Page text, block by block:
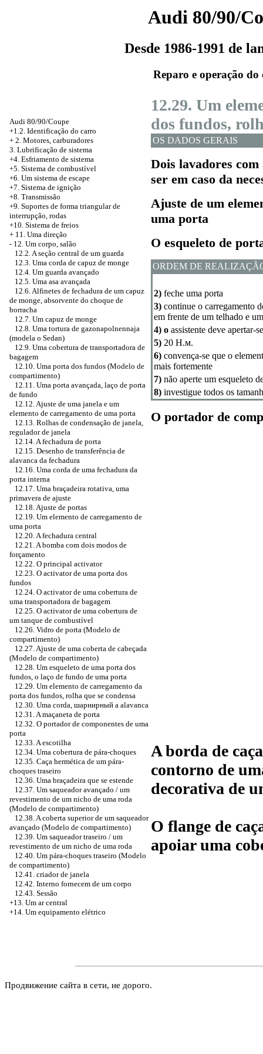
Audi 80/90/
Desde 1986-1991 de
Reparo e operação do
Audi 80/90/Coupe
+1.2. Identificação do carro
+ 2. Motores, carburadores
3. Lubrificação de sistema
+4. Esfriamento de sistema
+5. Sistema de combustível
+6. Um sistema de escape
+7. Sistema de ignição
+8. Transmissão
+9. Suportes de forma triangular de
interrupção, rodas
+10. Sistema de freios
+ 11. Uma direção
- 12. Um corpo, salão
12.2. A seção central de um guarda
12.3. Uma corda de capuz de monge
12.4. Um guarda avançado
12.5. Uma asa avançada
12.6. Alfinetes de fechadura de um capuz
de monge, absorvente do choque de
borracha
12.7. Um capuz de monge
12.8. Uma tortura de gazonapolnennaja
(modela o Sedan)
12.9. Uma cobertura de transportadora de
bagagem
12.10. Uma porta dos fundos (Modelo de
compartimento)
12.11. Uma porta avançada, laço de porta
de fundo
12.12. Ajuste de uma janela e um
elemento de carregamento de uma porta
12.13. Rolhas de condensação de janela,
regulador de janela
12.14. A fechadura de porta
12.15. Desenho de transferência de
alavanca da fechadura
12.16. Uma corda de uma fechadura da
porta interna
12.17. Uma braçadeira rotativa, uma
primavera de ajuste
12.18. Ajuste de portas
12.19. Um elemento de carregamento de
uma porta
12.20. A fechadura central
12.21. A bomba com dois modos de
forçamento
12.22. O principal activator
12.23. O activator de uma porta dos
fundos
12.24. O activator de uma cobertura de
uma transportadora de bagagem
12.25. O activator de uma cobertura de
um tanque de combustível
12.26. Vidro de porta (Modelo de
compartimento)
12.27. Ajuste de uma coberta de cabeçada
(Modelo de compartimento)
12.28. Um esqueleto de uma porta dos
fundos, o laço de fundo de uma porta
12.29. Um elemento de carregamento da
porta dos fundos, rolha que se condensa
12.30. Uma corda, шарнирный a alavanca
12.31. A maçaneta de porta
12.32. O portador de componentes de uma
porta
12.33. A escotilha
12.34. Uma cobertura de pára-choques
12.35. Caça hermética de um pára-
choques traseiro
12.36. Uma braçadeira que se estende
12.37. Um saqueador avançado / um
revestimento de um nicho de uma roda
(Modelo de compartimento)
12.38. A coberta superior de um saqueador
avançado (Modelo de compartimento)
12.39. Um saqueador traseiro / um
revestimento de um nicho de uma roda
12.40. Um pára-choques traseiro (Modelo
de compartimento)
12.41. criador de janela
12.42. Interno fornecem de um corpo
12.43. Sessão
+13. Um ar central
+14. Um equipamento elétrico
12.29. Um
dos fundos,
OS DADOS GERAIS
Dois lavadores
ser em caso da
Ajuste de um
uma porta
O esqueleto de
ORDEM DE
2) feche uma porta
3) continue o carregamento
em frente de um telhado e
4) o assistente deve apertar-
5) 20 Н.м.
6) convença-se que o
mais fortemente
7) não aperte um esqueleto
8) investigue todos os
O portador de
A borda de
contorno de
decorativa de
O flange de
apoiar uma
Продвижение сайта в сети, не дорого.